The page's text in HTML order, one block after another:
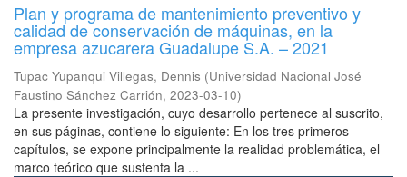
Plan y programa de mantenimiento preventivo y
calidad de conservación de máquinas, en la
empresa azucarera Guadalupe S.A. – 2021
Tupac Yupanqui Villegas, Dennis (Universidad Nacional José
Faustino Sánchez Carrión, 2023-03-10)
La presente investigación, cuyo desarrollo pertenece al suscrito,
en sus páginas, contiene lo siguiente: En los tres primeros
capítulos, se expone principalmente la realidad problemática, el
marco teórico que sustenta la ...